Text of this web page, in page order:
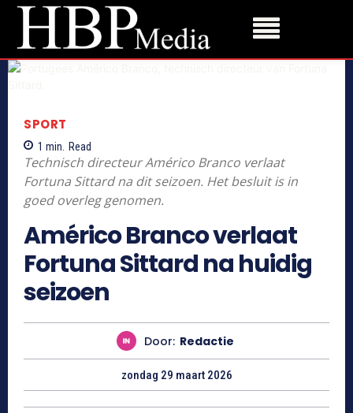
SPORT
1 min. Read
Technisch directeur Américo Branco verlaat
Fortuna Sittard na dit seizoen. Het besluit is in
goed overleg genomen.
Américo Branco verlaat
Fortuna Sittard na huidig
seizoen
Door: Redactie
zondag 29 maart 2026